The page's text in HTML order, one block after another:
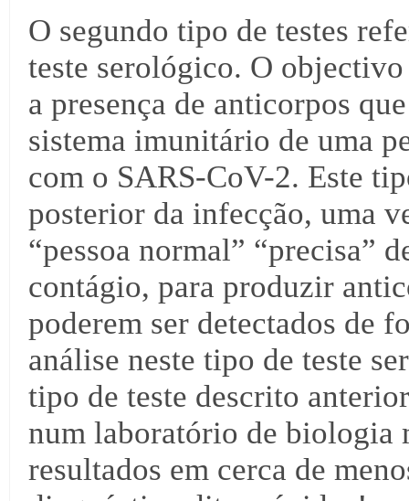
O segundo tipo de testes
teste serológico. O
a presença de anticorpos
sistema imunitário de uma
com o SARS-CoV-2. Este
posterior da infecção, uma
“pessoa normal” “precisa”
contágio, para produzir
poderem ser detectados de
análise neste tipo de teste
tipo de teste descrito
num laboratório de biologia
resultados em cerca de